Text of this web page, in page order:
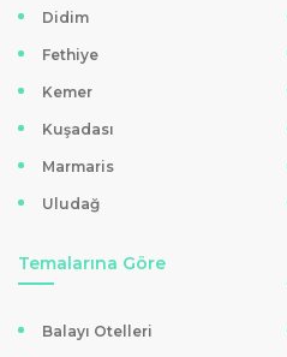
Didim
Fethiye
Kemer
Kuşadası
Marmaris
Uludağ
Temalarına Göre
Balayı Otelleri